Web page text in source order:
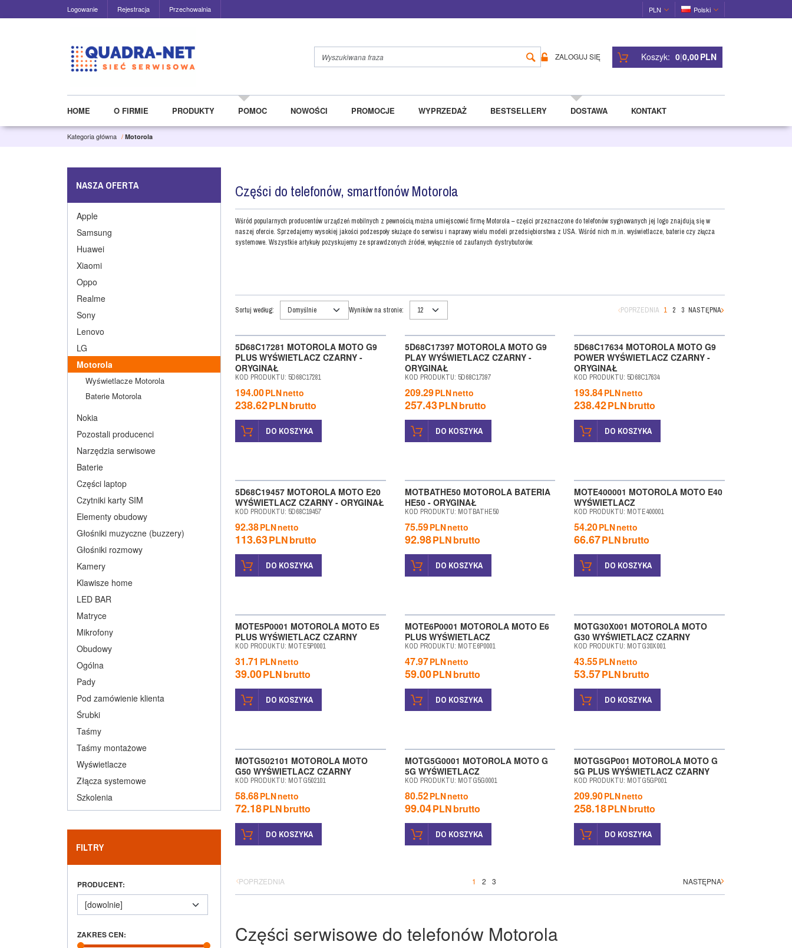
PLN Polski
Logowanie Rejestracja Przechowalnia
Koszyk: 0|0,00PLN
ZALOGUJ SIĘ
HOME O FIRMIE PRODUKTY POMOC NOWOŚCI PROMOCJE WYPRZEDAŻ BESTSELLERY DOSTAWA KONTAKT
Kategoria główna / Motorola
Części do telefonów, smartfonów Motorola
Wśród popularnych producentów urządzeń mobilnych z pewnością można umiejscowić firmę Motorola – części przeznaczone do telefonów sygnowanych jej logo znajdują się w
naszej ofercie. Sprzedajemy wysokiej jakości podzespoły służące do serwisu i naprawy wielu modeli przedsiębiorstwa z USA. Wśród nich m.in. wyświetlacze, baterie czy złącza
systemowe. Wszystkie artykuły pozyskujemy ze sprawdzonych źródeł, wyłącznie od zaufanych dystrybutorów.
Sortuj według: Wyników na stronie: POPRZEDNIA 1 2 3 NASTĘPNA
5D68C17281 MOTOROLA MOTO G9
PLUS WYŚWIETLACZ CZARNY -
ORYGINAŁ
KOD PRODUKTU: 5D68C17281
194.00PLNnetto
238.62PLNbrutto
DO KOSZYKA
5D68C17397 MOTOROLA MOTO G9
PLAY WYŚWIETLACZ CZARNY -
ORYGINAŁ
KOD PRODUKTU: 5D68C17397
209.29PLNnetto
257.43PLNbrutto
DO KOSZYKA
5D68C17634 MOTOROLA MOTO G9
POWER WYŚWIETLACZ CZARNY -
ORYGINAŁ
KOD PRODUKTU: 5D68C17634
193.84PLNnetto
238.42PLNbrutto
DO KOSZYKA
5D68C19457 MOTOROLA MOTO E20
WYŚWIETLACZ CZARNY - ORYGINAŁ
KOD PRODUKTU: 5D68C19457
92.38PLNnetto
113.63PLNbrutto
DO KOSZYKA
MOTBATHE50 MOTOROLA BATERIA
HE50 - ORYGINAŁ
KOD PRODUKTU: MOTBATHE50
75.59PLNnetto
92.98PLNbrutto
DO KOSZYKA
MOTE400001 MOTOROLA MOTO E40
WYŚWIETLACZ
KOD PRODUKTU: MOTE400001
54.20PLNnetto
66.67PLNbrutto
DO KOSZYKA
MOTE5P0001 MOTOROLA MOTO E5
PLUS WYŚWIETLACZ CZARNY
KOD PRODUKTU: MOTE5P0001
31.71 PLNnetto
39.00PLNbrutto
DO KOSZYKA
MOTE6P0001 MOTOROLA MOTO E6
PLUS WYŚWIETLACZ
KOD PRODUKTU: MOTE6P0001
47.97PLNnetto
59.00PLNbrutto
DO KOSZYKA
MOTG30X001 MOTOROLA MOTO
G30 WYŚWIETLACZ CZARNY
KOD PRODUKTU: MOTG30X001
43.55PLNnetto
53.57PLNbrutto
DO KOSZYKA
MOTG502101 MOTOROLA MOTO
G50 WYŚWIETLACZ CZARNY
KOD PRODUKTU: MOTG502101
58.68PLNnetto
72.18PLNbrutto
DO KOSZYKA
MOTG5G0001 MOTOROLA MOTO G
5G WYŚWIETLACZ
KOD PRODUKTU: MOTG5G0001
80.52PLNnetto
99.04PLNbrutto
DO KOSZYKA
MOTG5GP001 MOTOROLA MOTO G
5G PLUS WYŚWIETLACZ CZARNY
KOD PRODUKTU: MOTG5GP001
209.90PLNnetto
258.18PLNbrutto
DO KOSZYKA
POPRZEDNIA 1 2 3 NASTĘPNA
Części serwisowe do telefonów Motorola
NASZA OFERTA
Apple
Samsung
Huawei
Xiaomi
Oppo
Realme
Sony
Lenovo
LG
Motorola
Wyświetlacze Motorola
Baterie Motorola
Nokia
Pozostali producenci
Narzędzia serwisowe
Baterie
Części laptop
Czytniki karty SIM
Elementy obudowy
Głośniki muzyczne (buzzery)
Głośniki rozmowy
Kamery
Klawisze home
LED BAR
Matryce
Mikrofony
Obudowy
Ogólna
Pady
Pod zamówienie klienta
Śrubki
Taśmy
Taśmy montażowe
Wyświetlacze
Złącza systemowe
Szkolenia
FILTRY
PRODUCENT:
ZAKRES CEN: